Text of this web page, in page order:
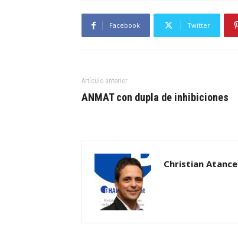
Facebook Twitter
Artículo anterior
ANMAT con dupla de inhibiciones
Christian Atance